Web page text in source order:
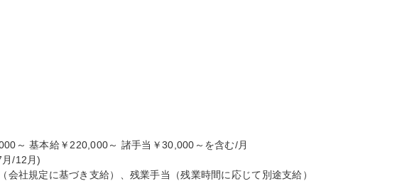
～ 基本給￥220,000～ 諸手当￥30,000～を含む/月
/12月)
会社規定に基づき支給）、残業手当（残業時間に応じて別途支給）